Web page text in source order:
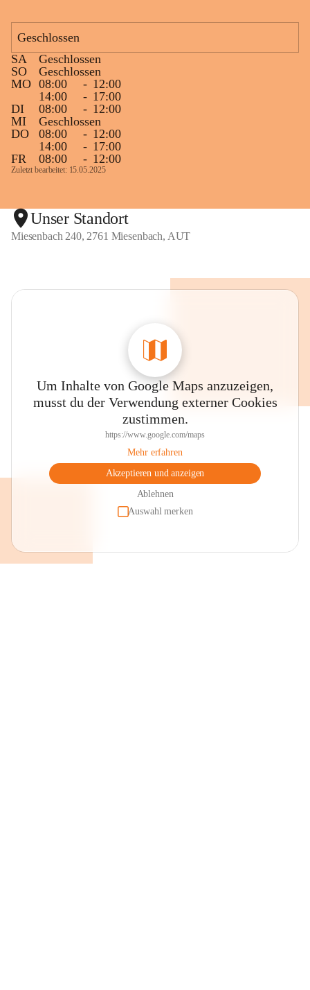
Geschlossen
SA
Geschlossen
SO
Geschlossen
MO 08:00 - 12:00
14:00
- 17:00
DI
08:00 - 12:00
MI
Geschlossen
DO
08:00 - 12:00
14:00
- 17:00
FR
08:00 - 12:00
Zuletzt bearbeitet: 15.05.2025
Unser Standort
Miesenbach 240, 2761 Miesenbach, AUT
Um Inhalte von Google Maps anzuzeigen,
musst du der Verwendung externer Cookies
zustimmen.
https://www.google.com/maps
Mehr erfahren
Akzeptieren und anzeigen
Ablehnen
Auswahl merken